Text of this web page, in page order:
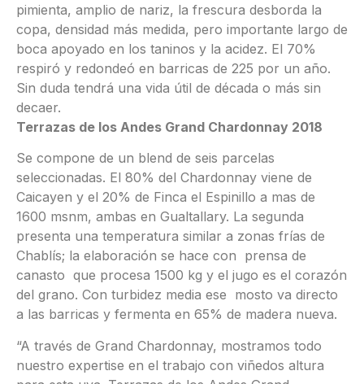
pimienta, amplio de nariz, la frescura desborda la
copa, densidad más medida, pero importante largo de
boca apoyado en los taninos y la acidez. El 70%
respiró y redondeó en barricas de 225 por un año.
Sin duda tendrá una vida útil de década o más sin
decaer.
Terrazas de los Andes Grand Chardonnay 2018
Se compone de un blend de seis parcelas
seleccionadas. El 80% del Chardonnay viene de
Caicayen y el 20% de Finca el Espinillo a mas de
1600 msnm, ambas en Gualtallary. La segunda
presenta una temperatura similar a zonas frías de
Chablís; la elaboración se hace con prensa de
canasto que procesa 1500 kg y el jugo es el corazón
del grano. Con turbidez media ese mosto va directo
a las barricas y fermenta en 65% de madera nueva.
“A través de Grand Chardonnay, mostramos todo
nuestro expertise en el trabajo con viñedos altura